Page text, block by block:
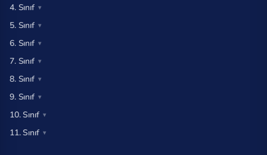
4. Sınıf
5. Sınıf
6. Sınıf
7. Sınıf
8. Sınıf
9. Sınıf
10. Sınıf
11. Sınıf